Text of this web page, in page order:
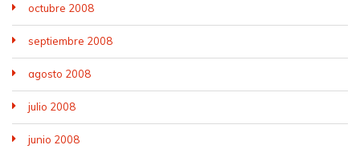
octubre 2008
septiembre 2008
agosto 2008
julio 2008
junio 2008